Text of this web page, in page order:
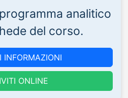
analitico
del corso.
INFORMAZIONI
ONLINE